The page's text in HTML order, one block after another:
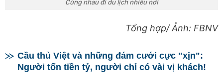
Cùng nhau đi du lịch nhiều nơi
Tổng hợp/Ảnh: FBNV
Cầu thủ Việt và những đám cưới cực "xịn":
Người tốn tiền tỷ, người chỉ có vài vị khách!